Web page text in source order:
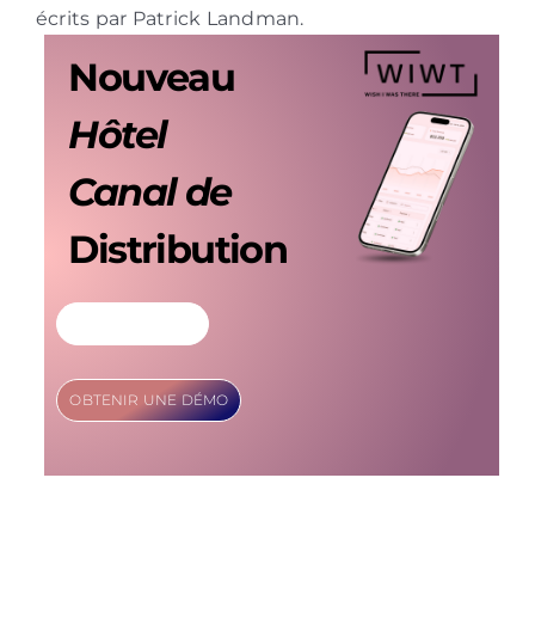
Nouveau
Hôtel
Canal de
Distribution
OBTENIR UNE DÉMO
écrits par Patrick Landman.